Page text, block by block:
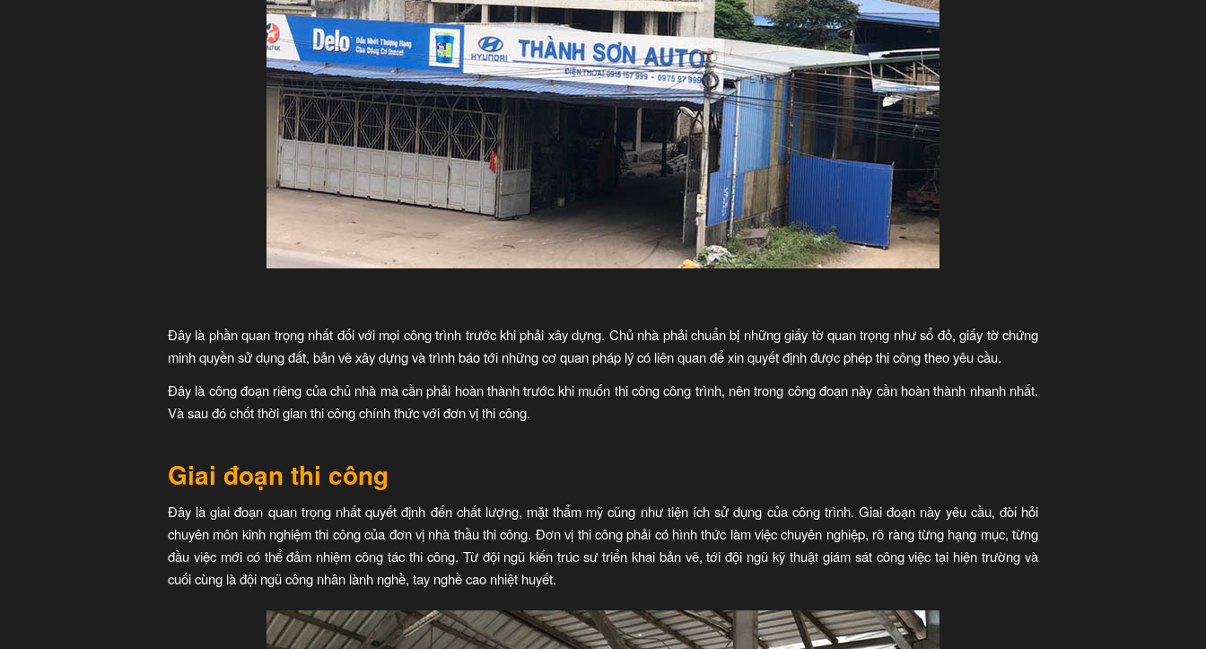
Đây là phần quan trọng nhất đối với mọi công trình trước khi phải xây dựng. Chủ nhà phải chuẩn bị những giấy tờ quan trọng như sổ đỏ, giấy tờ chứng
minh quyền sử dụng đất, bản vẽ xây dựng và trình báo tới những cơ quan pháp lý có liên quan để xin quyết định được phép thi công theo yêu cầu.
Đây là công đoạn riêng của chủ nhà mà cần phải hoàn thành trước khi muốn thi công công trình, nên trong công đoạn này cần hoàn thành nhanh nhất.
Và sau đó chốt thời gian thi công chính thức với đơn vị thi công.
Giai đoạn thi công
Đây là giai đoạn quan trọng nhất quyết định đến chất lượng, mặt thẩm mỹ cũng như tiện ích sử dụng của công trình. Giai đoạn này yêu cầu, đòi hỏi
chuyên môn kinh nghiệm thi công của đơn vị nhà thầu thi công. Đơn vị thi công phải có hình thức làm việc chuyên nghiệp, rõ ràng từng hạng mục, từng
đầu việc mới có thể đảm nhiệm công tác thi công. Từ đội ngũ kiến trúc sư triển khai bản vẽ, tới đội ngũ kỹ thuật giám sát công việc tại hiện trường và
cuối cùng là đội ngũ công nhân lành nghề, tay nghề cao nhiệt huyết.